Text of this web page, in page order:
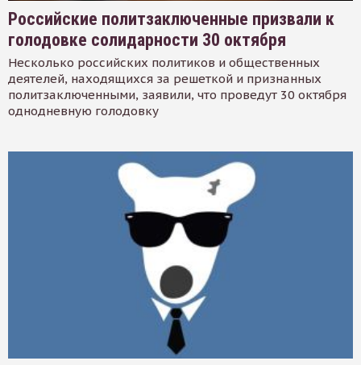
Российские политзаключенные призвали к
голодовке солидарности 30 октября
Несколько российских политиков и общественных
деятелей, находящихся за решеткой и признанных
политзаключенными, заявили, что проведут 30 октября
однодневную голодовку